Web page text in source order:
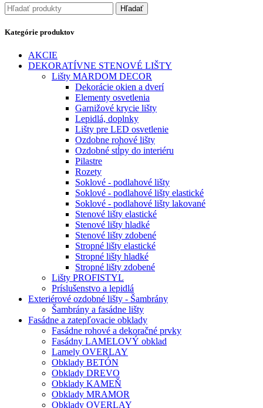
Hľadať
Kategórie produktov
AKCIE
DEKORATÍVNE STENOVÉ LIŠTY
Lišty MARDOM DECOR
Dekorácie okien a dverí
Elementy osvetlenia
Garnižové krycie lišty
Lepidlá, doplnky
Lišty pre LED osvetlenie
Ozdobne rohové lišty
Ozdobné stĺpy do interiéru
Pilastre
Rozety
Soklové - podlahové lišty
Soklové - podlahové lišty elastické
Soklové - podlahové lišty lakované
Stenové lišty elastické
Stenové lišty hladké
Stenové lišty zdobené
Stropné lišty elastické
Stropné lišty hladké
Stropné lišty zdobené
Lišty PROFISTYL
Príslušenstvo a lepidlá
Exteriérové ozdobné lišty - Šambrány
Šambrány a fasádne lišty
Fasádne a zatepľovacie obklady
Fasádne rohové a dekoračné prvky
Fasádny LAMELOVÝ obklad
Lamely OVERLAY
Obklady BETÓN
Obklady DREVO
Obklady KAMEŇ
Obklady MRAMOR
Obklady OVERLAY